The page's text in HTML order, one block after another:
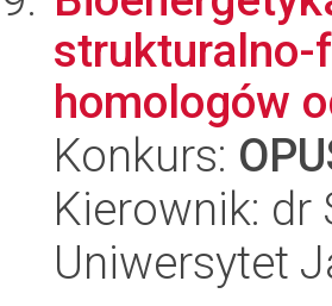
strukturalno-
homologów
Konkurs:
Kierownik: dr
Uniwersytet